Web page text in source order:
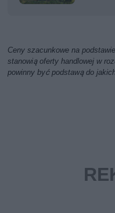
Ceny szacunkowe na
stanowią oferty handlowej w
powinny być podstawą do